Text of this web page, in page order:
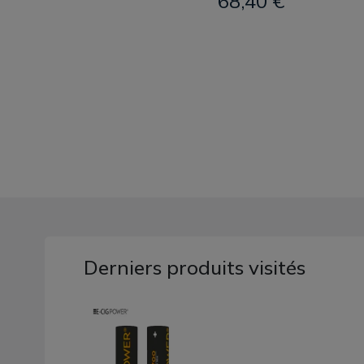
Derniers produits visités